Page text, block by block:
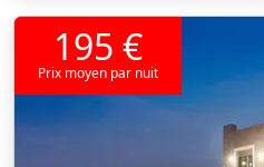
195 €
Prix moyen par nuit